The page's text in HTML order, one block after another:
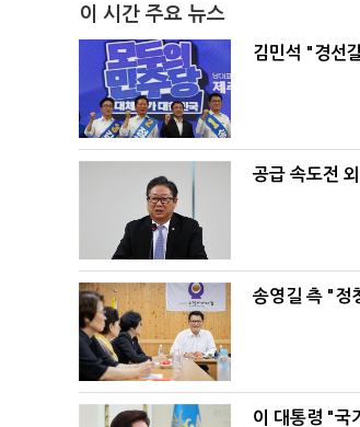
이 시간 주요 뉴스
김민석 "경선
공급 속도전
송영길 측 "정
이 대통령 "국